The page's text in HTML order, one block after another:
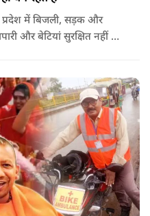
प्रदेश में बिजली, सड़क और
और बेटियां सुरक्षित नहीं थीं.